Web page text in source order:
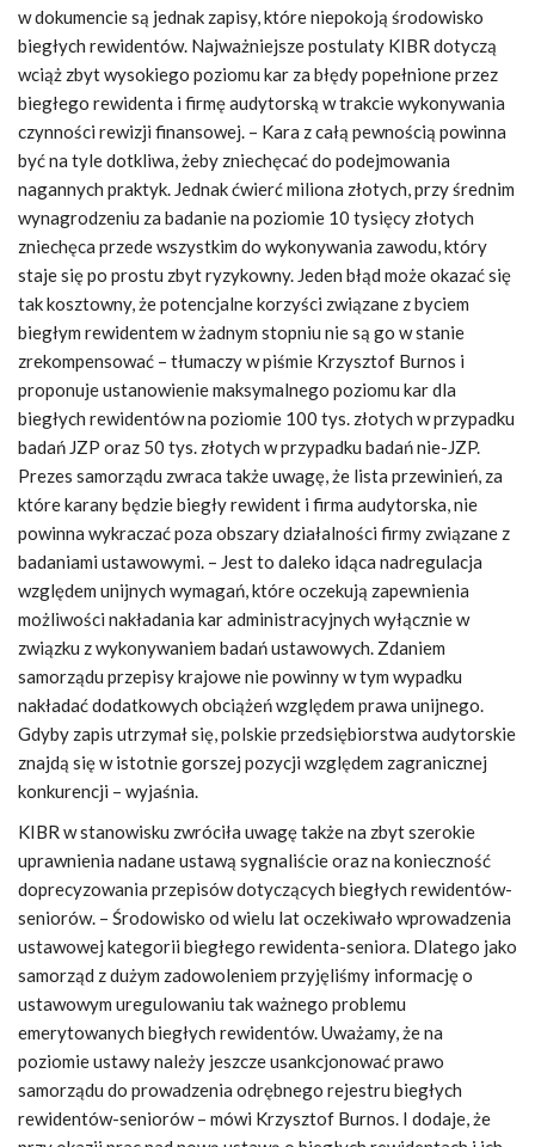
w dokumencie są jednak zapisy, które niepokoją środowisko
biegłych rewidentów. Najważniejsze postulaty KIBR dotyczą
wciąż zbyt wysokiego poziomu kar za błędy popełnione przez
biegłego rewidenta i firmę audytorską w trakcie wykonywania
czynności rewizji finansowej. – Kara z całą pewnością powinna
być na tyle dotkliwa, żeby zniechęcać do podejmowania
nagannych praktyk. Jednak ćwierć miliona złotych, przy średnim
wynagrodzeniu za badanie na poziomie 10 tysięcy złotych
zniechęca przede wszystkim do wykonywania zawodu, który
staje się po prostu zbyt ryzykowny. Jeden błąd może okazać się
tak kosztowny, że potencjalne korzyści związane z byciem
biegłym rewidentem w żadnym stopniu nie są go w stanie
zrekompensować – tłumaczy w piśmie Krzysztof Burnos i
proponuje ustanowienie maksymalnego poziomu kar dla
biegłych rewidentów na poziomie 100 tys. złotych w przypadku
badań JZP oraz 50 tys. złotych w przypadku badań nie-JZP.
Prezes samorządu zwraca także uwagę, że lista przewinień, za
które karany będzie biegły rewident i firma audytorska, nie
powinna wykraczać poza obszary działalności firmy związane z
badaniami ustawowymi. – Jest to daleko idąca nadregulacja
względem unijnych wymagań, które oczekują zapewnienia
możliwości nakładania kar administracyjnych wyłącznie w
związku z wykonywaniem badań ustawowych. Zdaniem
samorządu przepisy krajowe nie powinny w tym wypadku
nakładać dodatkowych obciążeń względem prawa unijnego.
Gdyby zapis utrzymał się, polskie przedsiębiorstwa audytorskie
znajdą się w istotnie gorszej pozycji względem zagranicznej
konkurencji – wyjaśnia.
KIBR w stanowisku zwróciła uwagę także na zbyt szerokie
uprawnienia nadane ustawą sygnaliście oraz na konieczność
doprecyzowania przepisów dotyczących biegłych rewidentów-
seniorów. – Środowisko od wielu lat oczekiwało wprowadzenia
ustawowej kategorii biegłego rewidenta-seniora. Dlatego jako
samorząd z dużym zadowoleniem przyjęliśmy informację o
ustawowym uregulowaniu tak ważnego problemu
emerytowanych biegłych rewidentów. Uważamy, że na
poziomie ustawy należy jeszcze usankcjonować prawo
samorządu do prowadzenia odrębnego rejestru biegłych
rewidentów-seniorów – mówi Krzysztof Burnos. I dodaje, że